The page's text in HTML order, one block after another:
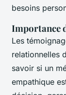
besoins
Importance
Les
relationnelles
savoir si un
empathique